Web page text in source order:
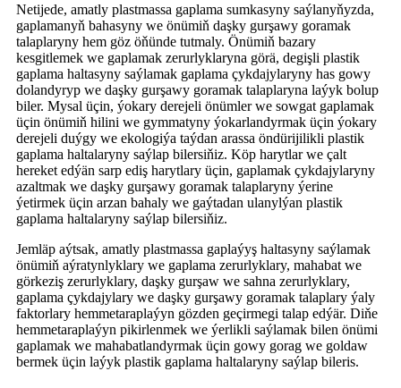
Netijede, amatly plastmassa gaplama sumkasyny saýlanyňyzda,
gaplamanyň bahasyny we önümiň daşky gurşawy goramak
talaplaryny hem göz öňünde tutmaly. Önümiň bazary
kesgitlemek we gaplamak zerurlyklaryna görä, degişli plastik
gaplama haltasyny saýlamak gaplama çykdajylaryny has gowy
dolandyryp we daşky gurşawy goramak talaplaryna laýyk bolup
biler. Mysal üçin, ýokary derejeli önümler we sowgat gaplamak
üçin önümiň hilini we gymmatyny ýokarlandyrmak üçin ýokary
derejeli duýgy we ekologiýa taýdan arassa öndürijilikli plastik
gaplama haltalaryny saýlap bilersiňiz. Köp harytlar we çalt
hereket edýän sarp ediş harytlary üçin, gaplamak çykdajylaryny
azaltmak we daşky gurşawy goramak talaplaryny ýerine
ýetirmek üçin arzan bahaly we gaýtadan ulanylýan plastik
gaplama haltalaryny saýlap bilersiňiz.
Jemläp aýtsak, amatly plastmassa gaplaýyş haltasyny saýlamak
önümiň aýratynlyklary we gaplama zerurlyklary, mahabat we
görkeziş zerurlyklary, daşky gurşaw we sahna zerurlyklary,
gaplama çykdajylary we daşky gurşawy goramak talaplary ýaly
faktorlary hemmetaraplaýyn gözden geçirmegi talap edýär. Diňe
hemmetaraplaýyn pikirlenmek we ýerlikli saýlamak bilen önümi
gaplamak we mahabatlandyrmak üçin gowy gorag we goldaw
bermek üçin laýyk plastik gaplama haltalaryny saýlap bileris.